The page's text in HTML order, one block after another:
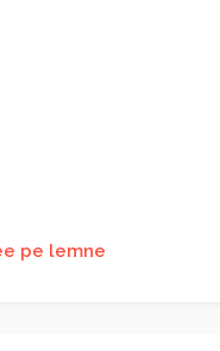
pe lemne